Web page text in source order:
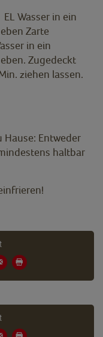
Wasser in ein
Zarte
in ein
Zugedeckt
ziehen lassen.
Entweder
haltbar